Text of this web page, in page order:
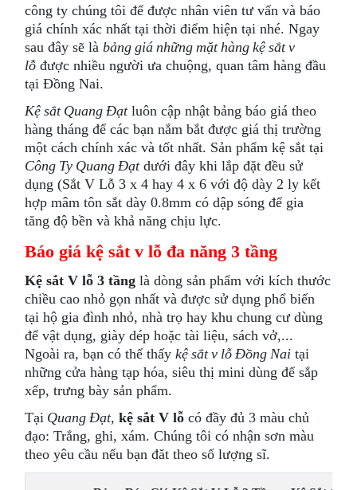
công ty chúng tôi để được nhân viên tư vấn và báo
giá chính xác nhất tại thời điểm hiện tại nhé. Ngay
sau đây sẽ là bảng giá những mặt hàng kệ sắt v
lỗ được nhiều người ưa chuộng, quan tâm hàng đầu
tại Đồng Nai.
Kệ sắt Quang Đạtluôn cập nhật bảng báo giá theo
hàng tháng để các bạn nắm bắt được giá thị trường
một cách chính xác và tốt nhất. Sản phẩm kệ sắt tại
Công Ty Quang Đạtdưới đây khi lắp đặt đều sử
dụng (Sắt V Lỗ 3 x 4 hay 4 x 6 với độ dày 2 ly kết
hợp mâm tôn sắt dày 0.8mm có dập sóng để gia
tăng độ bền và khả năng chịu lực.
Báo giá kệ sắt v lỗ đa năng 3 tầng
Kệ sắt V lỗ 3 tầng là dòng sản phẩm với kích thước
chiều cao nhỏ gọn nhất và được sử dụng phổ biến
tại hộ gia đình nhỏ, nhà trọ hay khu chung cư dùng
để vật dụng, giày dép hoặc tài liệu, sách vở,...
Ngoài ra, bạn có thể thấykệ sắt v lỗ Đồng Nai tại
những cửa hàng tạp hóa, siêu thị mini dùng để sắp
xếp, trưng bày sản phẩm.
Tại Quang Đạt,kệ sắt V lỗ có đầy đủ 3 màu chủ
đạo: Trắng, ghi, xám. Chúng tôi có nhận sơn màu
theo yêu cầu nếu bạn đăt theo số lượng sĩ.